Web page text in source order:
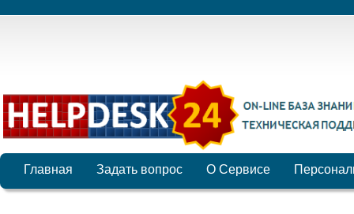
Главная Задать вопрос О Сервисе